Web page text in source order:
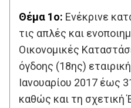
Θέμα 1ο: Ενέκρινε
τις απλές και
Οικονομικές
όγδοης (18ης)
Ιανουαρίου 2017 έως
καθώς και τη σχετική